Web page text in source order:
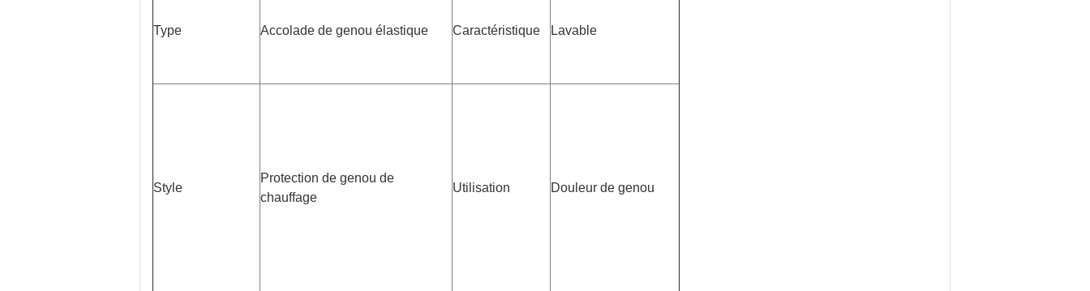
Type Accolade de genou élastique Caractéristique Lavable
Style
Protection de genou de
chauffage
Utilisation Douleur de genou